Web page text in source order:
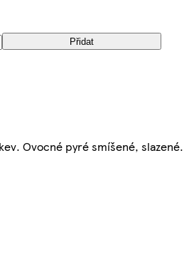
Přidat
Ovocné pyré smíšené, slazené.